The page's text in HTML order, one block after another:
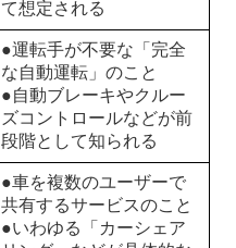
て想定される
●運転手が不要な「完全
な自動運転」のこと
●自動ブレーキやクルー
ズコントロールなどが前
段階として知られる
●車を複数のユーザーで
共有するサービスのこと
●いわゆる「カーシェア